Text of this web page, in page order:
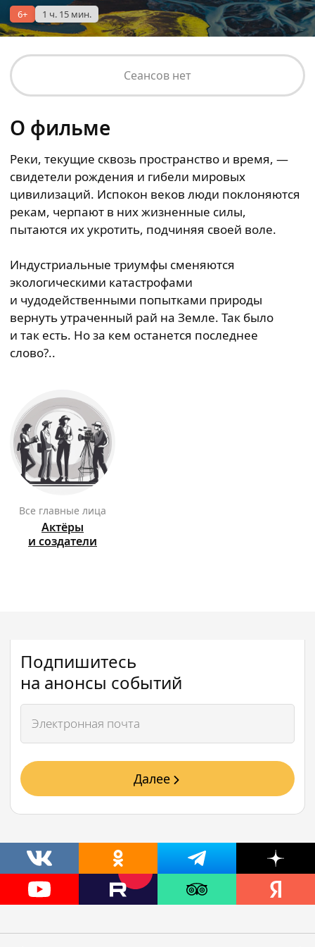
6+ 1 ч. 15 мин.
Сеансов нет
О фильме
Реки, текущие сквозь пространство и время, —
свидетели рождения и гибели мировых
цивилизаций. Испокон веков люди поклоняются
рекам, черпают в них жизненные силы,
пытаются их укротить, подчиняя своей воле.
Индустриальные триумфы сменяются
экологическими катастрофами
и чудодейственными попытками природы
вернуть утраченный рай на Земле. Так было
и так есть. Но за кем останется последнее
слово?..
Все главные лица
Актёры
и создатели
Подпишитесь
на анонсы событий
Далее